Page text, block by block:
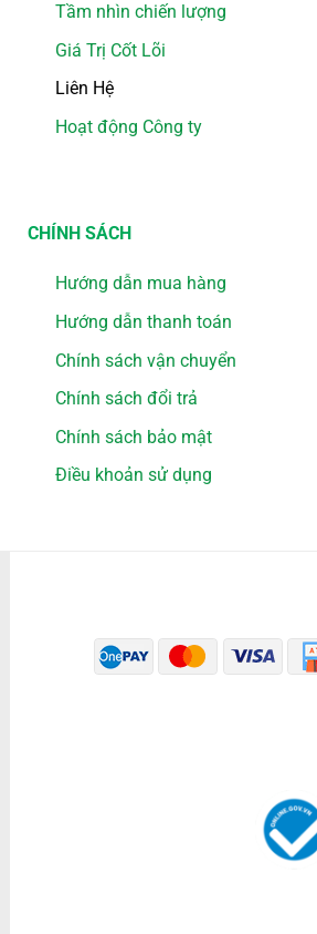
Tầm nhìn chiến lượng
Giá Trị Cốt Lõi
Liên Hệ
Hoạt động Công ty
CHÍNH SÁCH
Hướng dẫn mua hàng
Hướng dẫn thanh toán
Chính sách vận chuyển
Chính sách đổi trả
Chính sách bảo mật
Điều khoản sử dụng